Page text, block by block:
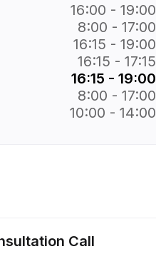
16:00 - 19:00
8:00 - 17:00
16:15 - 19:00
16:15 - 17:15
16:15 - 19:00
8:00 - 17:00
10:00 - 14:00
Call